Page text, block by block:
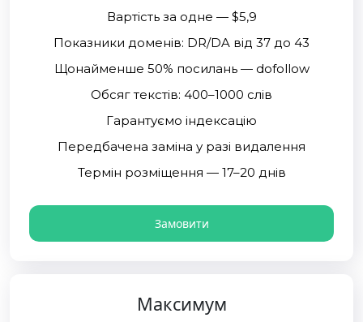
Вартість за одне — $5,9
Показники доменів: DR/DA від 37 до 43
Щонайменше 50% посилань — dofollow
Обсяг текстів: 400–1000 слів
Гарантуємо індексацію
Передбачена заміна у разі видалення
Термін розміщення — 17–20 днів
Замовити
Максимум